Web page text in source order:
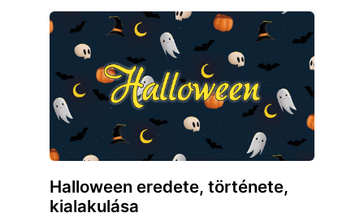
Halloween eredete, története,
kialakulása